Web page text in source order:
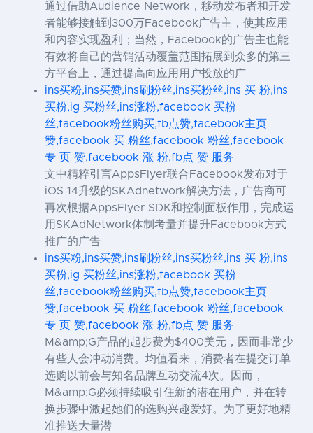
通过借助Audience Network，移动发布者和开发
者能够接触到300万Facebook广告主，使其应用
和内容实现盈利；当然，Facebook的广告主也能
有效将自己的营销活动覆盖范围拓展到众多的第三
方平台上，通过提高向应用用户投放的广
ins买粉,ins买赞,ins刷粉丝,ins买粉丝,ins 买 粉,ins
买粉,ig 买粉丝,ins涨粉,facebook 买粉
丝,facebook粉丝购买,fb点赞,facebook主页
赞,facebook 买 粉丝,facebook 粉丝,facebook
专 页 赞,facebook 涨 粉,fb点 赞 服务
文中精粹引言AppsFlyer联合Facebook发布对于
iOS 14升级的SKAdnetwork解决方法，广告商可
再次根据AppsFlyer SDK和控制面板作用，完成运
用SKAdNetwork体制考量并提升Facebook方式
推广的广告
ins买粉,ins买赞,ins刷粉丝,ins买粉丝,ins 买 粉,ins
买粉,ig 买粉丝,ins涨粉,facebook 买粉
丝,facebook粉丝购买,fb点赞,facebook主页
赞,facebook 买 粉丝,facebook 粉丝,facebook
专 页 赞,facebook 涨 粉,fb点 赞 服务
M&amp;G产品的起步费为$400美元，因而非常少
有些人会冲动消费。均值看来，消费者在提交订单
选购以前会与知名品牌互动交流4次。因而，
M&amp;G必须持续吸引住新的潜在用户，并在转
换步骤中激起她们的选购兴趣爱好。为了更好地精
准推送大量潜